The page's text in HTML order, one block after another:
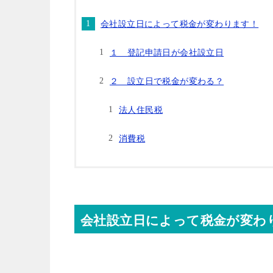
会社設立日によって税金が変わります！
１ 登記申請日が会社設立日
２ 設立日で税金が変わる？
法人住民税
消費税
会社設立日によって税金が変わ